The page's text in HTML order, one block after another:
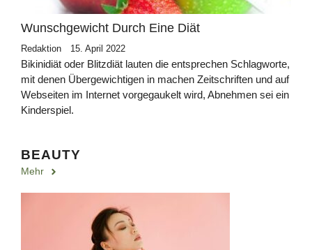
Wunschgewicht Durch Eine Diät
Redaktion 15. April 2022
Bikinidiät oder Blitzdiät lauten die entsprechen Schlagworte,
mit denen Übergewichtigen in machen Zeitschriften und auf
Webseiten im Internet vorgegaukelt wird, Abnehmen sei ein
Kinderspiel.
BEAUTY
Mehr